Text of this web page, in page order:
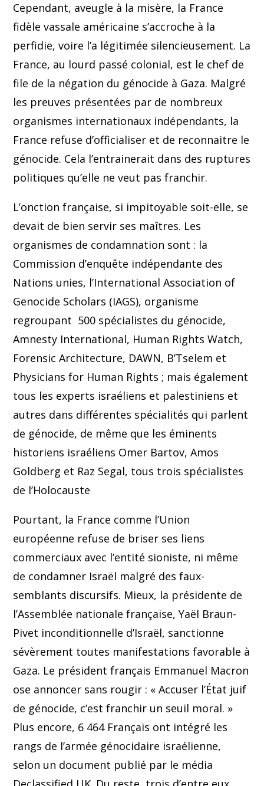
Cependant, aveugle à la misère, la France
fidèle vassale américaine s’accroche à la
perfidie, voire l’a légitimée silencieusement. La
France, au lourd passé colonial, est le chef de
file de la négation du génocide à Gaza. Malgré
les preuves présentées par de nombreux
organismes internationaux indépendants, la
France refuse d’officialiser et de reconnaitre le
génocide. Cela l’entrainerait dans des ruptures
politiques qu’elle ne veut pas franchir.
L’onction française, si impitoyable soit-elle, se
devait de bien servir ses maîtres. Les
organismes de condamnation sont : la
Commission d’enquête indépendante des
Nations unies, l’International Association of
Genocide Scholars (IAGS), organisme
regroupant 500 spécialistes du génocide,
Amnesty International, Human Rights Watch,
Forensic Architecture, DAWN, B’Tselem et
Physicians for Human Rights ; mais également
tous les experts israéliens et palestiniens et
autres dans différentes spécialités qui parlent
de génocide, de même que les éminents
historiens israéliens Omer Bartov, Amos
Goldberg et Raz Segal, tous trois spécialistes
de l’Holocauste
Pourtant, la France comme l’Union
européenne refuse de briser ses liens
commerciaux avec l’entité sioniste, ni même
de condamner Israël malgré des faux-
semblants discursifs. Mieux, la présidente de
l’Assemblée nationale française, Yaël Braun-
Pivet inconditionnelle d’Israël, sanctionne
sévèrement toutes manifestations favorable à
Gaza. Le président français Emmanuel Macron
ose annoncer sans rougir : « Accuser l’État juif
de génocide, c’est franchir un seuil moral. »
Plus encore, 6 464 Français ont intégré les
rangs de l’armée génocidaire israélienne,
selon un document publié par le média